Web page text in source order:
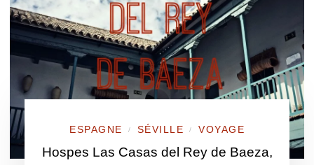
ESPAGNE / SÉVILLE / VOYAGE
Hospes Las Casas del Rey de Baeza,